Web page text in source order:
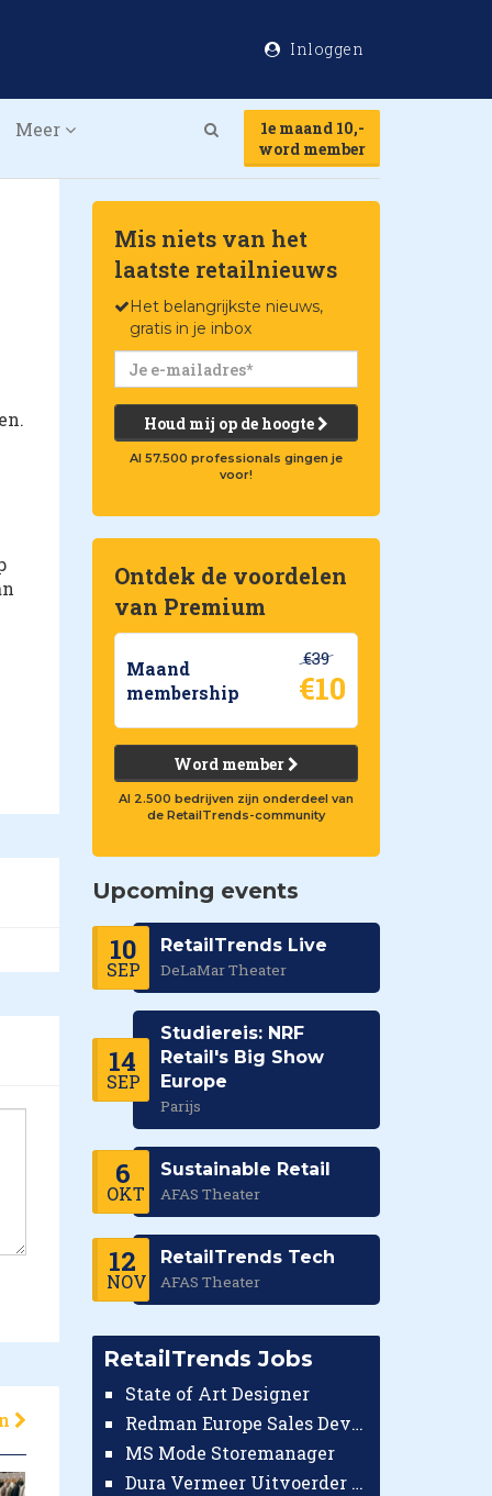
Inloggen
Meer
1e maand 10,-
word member
Mis niets van het
laatste retailnieuws
Het belangrijkste nieuws,
gratis in je inbox
Houd mij op de hoogte
Al 57.500 professionals gingen je
voor!
Ontdek de voordelen
van Premium
Maand
membership
€39
€10
Word member
Al 2.500 bedrijven zijn onderdeel van
de RetailTrends-community
Upcoming events
10
SEP
RetailTrends Live
DeLaMar Theater
14
SEP
Studiereis: NRF
Retail's Big Show
Europe
Parijs
6
OKT
Sustainable Retail
AFAS Theater
12
NOV
RetailTrends Tech
AFAS Theater
RetailTrends Jobs
State of Art Designer
Redman Europe Sales Developer (Europe)
MS Mode Storemanager
Dura Vermeer Uitvoerder GWW Amsterdam